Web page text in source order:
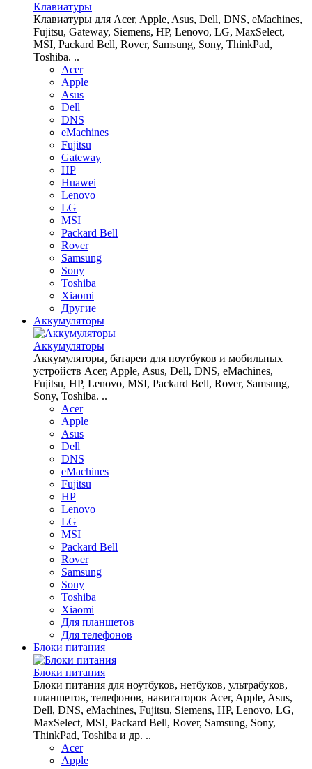
Клавиатуры
Клавиатуры для Acer, Apple, Asus, Dell, DNS, eMachines,
Fujitsu, Gateway, Siemens, HP, Lenovo, LG, MaxSelect,
MSI, Packard Bell, Rover, Samsung, Sony, ThinkPad,
Toshiba. ..
Acer
Apple
Asus
Dell
DNS
eMachines
Fujitsu
Gateway
HP
Huawei
Lenovo
LG
MSI
Packard Bell
Rover
Samsung
Sony
Toshiba
Xiaomi
Другие
Аккумуляторы
Аккумуляторы
Аккумуляторы, батареи для ноутбуков и мобильных
устройств Acer, Apple, Asus, Dell, DNS, eMachines,
Fujitsu, HP, Lenovo, MSI, Packard Bell, Rover, Samsung,
Sony, Toshiba. ..
Acer
Apple
Asus
Dell
DNS
eMachines
Fujitsu
HP
Lenovo
LG
MSI
Packard Bell
Rover
Samsung
Sony
Toshiba
Xiaomi
Для планшетов
Для телефонов
Блоки питания
Блоки питания
Блоки питания для ноутбуков, нетбуков, ультрабуков,
планшетов, телефонов, навигаторов Acer, Apple, Asus,
Dell, DNS, eMachines, Fujitsu, Siemens, HP, Lenovo, LG,
MaxSelect, MSI, Packard Bell, Rover, Samsung, Sony,
ThinkPad, Toshiba и др. ..
Acer
Apple